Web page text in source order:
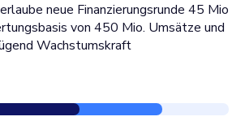
neue Finanzierungsrunde 45 Mio
von 450 Mio. Umsätze und
Wachstumskraft